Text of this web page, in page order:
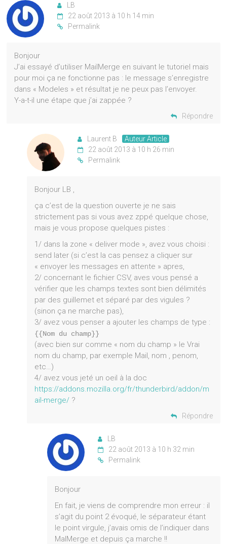
LB
22 août 2013 à 10 h 14 min
Permalink
Bonjour
J’ai essayé d’utiliser MailMerge en suivant le tutoriel mais
pour moi ça ne fonctionne pas : le message s’enregistre
dans « Modeles » et résultat je ne peux pas l’envoyer.
Y-a-t-il une étape que j’ai zappée ?
Répondre
Laurent B
Auteur Article
22 août 2013 à 10 h 26 min
Permalink
Bonjour LB ,
ça c’est de la question ouverte je ne sais
strictement pas si vous avez zppé quelque chose,
mais je vous propose quelques pistes :
1/ dans la zone « deliver mode », avez vous choisi :
send later (si c’est la cas pensez a cliquer sur
« envoyer les messages en attente » apres,
2/ concernant le fichier CSV, aves vous pensé a
vérifier que les champs textes sont bien délimités
par des guillemet et séparé par des vigules ?
(sinon ça ne marche pas),
3/ avez vous penser a ajouter les champs de type :
{{Nom du champ}}
(avec bien sur comme « nom du champ » le Vrai
nom du champ, par exemple Mail, nom , penom,
etc…)
4/ avez vous jeté un oeil à la doc
https://addons.mozilla.org/fr/thunderbird/addon/m
ail-merge/ ?
Répondre
LB
22 août 2013 à 10 h 32 min
Permalink
Bonjour
En fait, je viens de comprendre mon erreur : il
s’agit du point 2 évoqué, le séparateur étant
le point virgule, j’avais omis de l’indiquer dans
MalMerge et depuis ça marche !!